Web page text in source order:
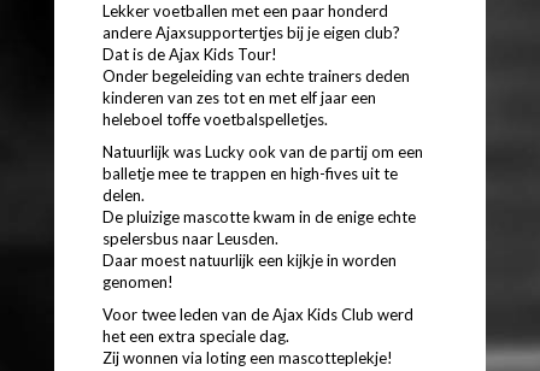
Lekker voetballen met een paar honderd
andere Ajaxsupportertjes bij je eigen club?
Dat is de Ajax Kids Tour!
Onder begeleiding van echte trainers deden
kinderen van zes tot en met elf jaar een
heleboel toffe voetbalspelletjes.
Natuurlijk was Lucky ook van de partij om een
balletje mee te trappen en high-fives uit te
delen.
De pluizige mascotte kwam in de enige echte
spelersbus naar Leusden.
Daar moest natuurlijk een kijkje in worden
genomen!
Voor twee leden van de Ajax Kids Club werd
het een extra speciale dag.
Zij wonnen via loting een mascotteplekje!